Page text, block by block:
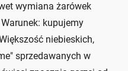
wymiana żarówek
kupujemy
niebieskich,
sprzedawanych w